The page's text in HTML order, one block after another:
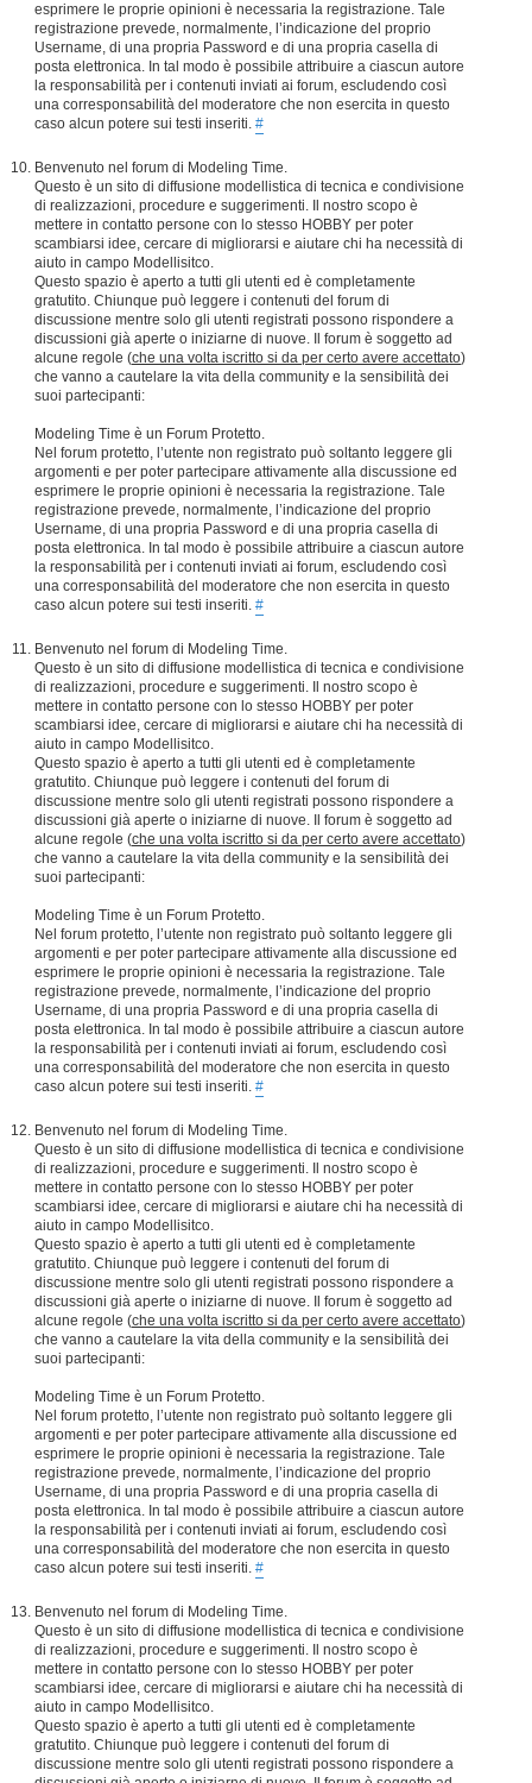
esprimere le proprie opinioni è necessaria la registrazione. Tale
registrazione prevede, normalmente, l’indicazione del proprio
Username, di una propria Password e di una propria casella di
posta elettronica. In tal modo è possibile attribuire a ciascun autore
la responsabilità per i contenuti inviati ai forum, escludendo così
una corresponsabilità del moderatore che non esercita in questo
caso alcun potere sui testi inseriti. #
Benvenuto nel forum di Modeling Time.
Questo è un sito di diffusione modellistica di tecnica e condivisione
di realizzazioni, procedure e suggerimenti. Il nostro scopo è
mettere in contatto persone con lo stesso HOBBY per poter
scambiarsi idee, cercare di migliorarsi e aiutare chi ha necessità di
aiuto in campo Modellisitco.
Questo spazio è aperto a tutti gli utenti ed è completamente
gratutito. Chiunque può leggere i contenuti del forum di
discussione mentre solo gli utenti registrati possono rispondere a
discussioni già aperte o iniziarne di nuove. Il forum è soggetto ad
alcune regole (che una volta iscritto si da per certo avere accettato)
che vanno a cautelare la vita della community e la sensibilità dei
suoi partecipanti:
Modeling Time è un Forum Protetto.
Nel forum protetto, l’utente non registrato può soltanto leggere gli
argomenti e per poter partecipare attivamente alla discussione ed
esprimere le proprie opinioni è necessaria la registrazione. Tale
registrazione prevede, normalmente, l’indicazione del proprio
Username, di una propria Password e di una propria casella di
posta elettronica. In tal modo è possibile attribuire a ciascun autore
la responsabilità per i contenuti inviati ai forum, escludendo così
una corresponsabilità del moderatore che non esercita in questo
caso alcun potere sui testi inseriti. #
Benvenuto nel forum di Modeling Time.
Questo è un sito di diffusione modellistica di tecnica e condivisione
di realizzazioni, procedure e suggerimenti. Il nostro scopo è
mettere in contatto persone con lo stesso HOBBY per poter
scambiarsi idee, cercare di migliorarsi e aiutare chi ha necessità di
aiuto in campo Modellisitco.
Questo spazio è aperto a tutti gli utenti ed è completamente
gratutito. Chiunque può leggere i contenuti del forum di
discussione mentre solo gli utenti registrati possono rispondere a
discussioni già aperte o iniziarne di nuove. Il forum è soggetto ad
alcune regole (che una volta iscritto si da per certo avere accettato)
che vanno a cautelare la vita della community e la sensibilità dei
suoi partecipanti:
Modeling Time è un Forum Protetto.
Nel forum protetto, l’utente non registrato può soltanto leggere gli
argomenti e per poter partecipare attivamente alla discussione ed
esprimere le proprie opinioni è necessaria la registrazione. Tale
registrazione prevede, normalmente, l’indicazione del proprio
Username, di una propria Password e di una propria casella di
posta elettronica. In tal modo è possibile attribuire a ciascun autore
la responsabilità per i contenuti inviati ai forum, escludendo così
una corresponsabilità del moderatore che non esercita in questo
caso alcun potere sui testi inseriti. #
Benvenuto nel forum di Modeling Time.
Questo è un sito di diffusione modellistica di tecnica e condivisione
di realizzazioni, procedure e suggerimenti. Il nostro scopo è
mettere in contatto persone con lo stesso HOBBY per poter
scambiarsi idee, cercare di migliorarsi e aiutare chi ha necessità di
aiuto in campo Modellisitco.
Questo spazio è aperto a tutti gli utenti ed è completamente
gratutito. Chiunque può leggere i contenuti del forum di
discussione mentre solo gli utenti registrati possono rispondere a
discussioni già aperte o iniziarne di nuove. Il forum è soggetto ad
alcune regole (che una volta iscritto si da per certo avere accettato)
che vanno a cautelare la vita della community e la sensibilità dei
suoi partecipanti:
Modeling Time è un Forum Protetto.
Nel forum protetto, l’utente non registrato può soltanto leggere gli
argomenti e per poter partecipare attivamente alla discussione ed
esprimere le proprie opinioni è necessaria la registrazione. Tale
registrazione prevede, normalmente, l’indicazione del proprio
Username, di una propria Password e di una propria casella di
posta elettronica. In tal modo è possibile attribuire a ciascun autore
la responsabilità per i contenuti inviati ai forum, escludendo così
una corresponsabilità del moderatore che non esercita in questo
caso alcun potere sui testi inseriti. #
Benvenuto nel forum di Modeling Time.
Questo è un sito di diffusione modellistica di tecnica e condivisione
di realizzazioni, procedure e suggerimenti. Il nostro scopo è
mettere in contatto persone con lo stesso HOBBY per poter
scambiarsi idee, cercare di migliorarsi e aiutare chi ha necessità di
aiuto in campo Modellisitco.
Questo spazio è aperto a tutti gli utenti ed è completamente
gratutito. Chiunque può leggere i contenuti del forum di
discussione mentre solo gli utenti registrati possono rispondere a